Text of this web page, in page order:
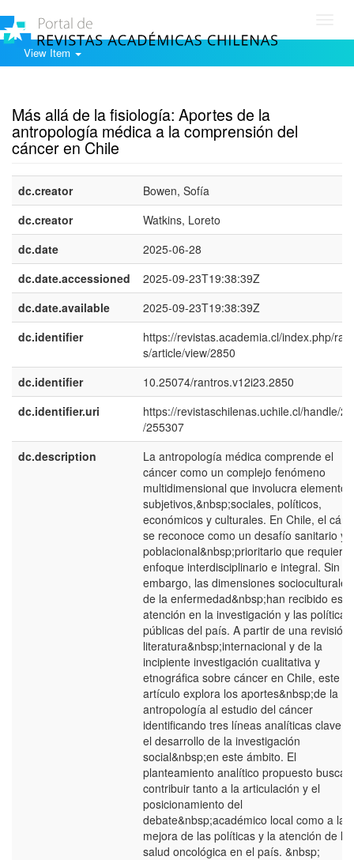
View Item
Más allá de la fisiología: Aportes de la
antropología médica a la comprensión del
cáncer en Chile
dc.creator
Bowen, Sofía
dc.creator
Watkins, Loreto
dc.date
2025-06-28
dc.date.accessioned
2025-09-23T19:38:39Z
dc.date.available
2025-09-23T19:38:39Z
dc.identifier
https://revistas.academia.cl/index.php/
s/article/view/2850
dc.identifier
10.25074/rantros.v12i23.2850
dc.identifier.uri
https://revistaschilenas.uchile.cl/handle/
/255307
dc.description
La antropología médica comprende el
cáncer como un complejo fenómeno
multidimensional que involucra elementos
subjetivos,&nbsp;sociales, políticos,
económicos y culturales. En Chile, el
se reconoce como un desafío sanitario y
poblacional&nbsp;prioritario que requiere
enfoque interdisciplinario e integral. Sin
embargo, las dimensiones socioculturales
de la enfermedad&nbsp;han recibido
atención en la investigación y las políticas
públicas del país. A partir de una revisión
literatura&nbsp;internacional y de la
incipiente investigación cualitativa y
etnográfica sobre cáncer en Chile, este
artículo explora los aportes&nbsp;de la
antropología al estudio del cáncer
identificando tres líneas analíticas clave
el desarrollo de la investigación
social&nbsp;en este ámbito. El
planteamiento analítico propuesto busca
contribuir tanto a la articulación y el
posicionamiento del
debate&nbsp;académico local como a la
mejora de las políticas y la atención de la
salud oncológica en el país. &nbsp;